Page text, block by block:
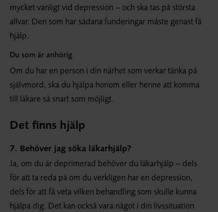
mycket vanligt vid depression – och ska tas på största
allvar. Den som har sådana funderingar måste genast få
hjälp.
Du som är anhörig
Om du har en person i din närhet som verkar tänka på
självmord, ska du hjälpa honom eller henne att komma
till läkare så snart som möjligt.
Det finns hjälp
7. Behöver jag söka läkarhjälp?
Ja, om du är deprimerad behöver du läkarhjälp – dels
för att ta reda på om du verkligen har en depression,
dels för att få veta vilken behandling som skulle kunna
hjälpa dig. Det kan också vara något i din livssituation